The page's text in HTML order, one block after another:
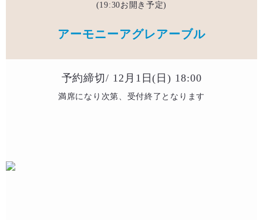
(19:30お開き予定)
アーモニーアグレアーブル
予約締切/ 12月1日(日) 18:00
満席になり次第、受付終了となります